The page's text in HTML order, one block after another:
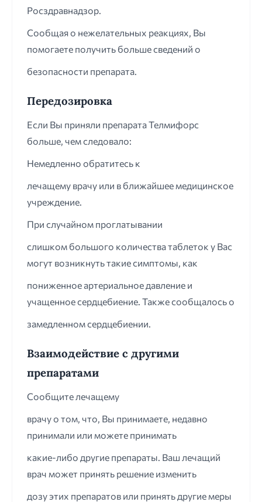
Росздравнадзор.
Сообщая о нежелательных реакциях, Вы
помогаете получить больше сведений о
безопасности препарата.
Передозировка
Если Вы приняли препарата Телмифорс
больше, чем следовало:
Немедленно обратитесь к
лечащему врачу или в ближайшее медицинское
учреждение.
При случайном проглатывании
слишком большого количества таблеток у Вас
могут возникнуть такие симптомы, как
пониженное артериальное давление и
учащенное сердцебиение. Также сообщалось о
замедленном сердцебиении.
Взаимодействие с другими
препаратами
Сообщите лечащему
врачу о том, что, Вы принимаете, недавно
принимали или можете принимать
какие-либо другие препараты. Ваш лечащий
врач может принять решение изменить
дозу этих препаратов или принять другие меры